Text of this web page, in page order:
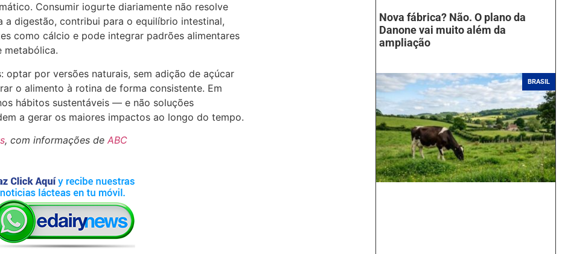
Consumir iogurte diariamente não resolve
digestão, contribui para o equilíbrio intestinal,
como cálcio e pode integrar padrões alimentares
metabólica.
optar por versões naturais, sem adição de açúcar
o alimento à rotina de forma consistente. Em
hábitos sustentáveis — e não soluções
a gerar os maiores impactos ao longo do tempo.
, com informações de ABC
Nova fábrica? Não. O plano da
Danone vai muito além da
ampliação
BRASIL